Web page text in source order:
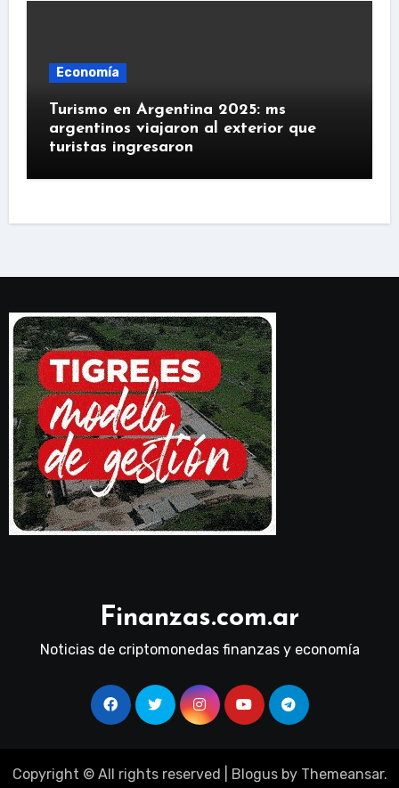
Economía
Turismo en Argentina 2025: ms
argentinos viajaron al exterior que
turistas ingresaron
Finanzas.com.ar
Noticias de criptomonedas finanzas y economía
Copyright © All rights reserved Blogusby Themeansar.